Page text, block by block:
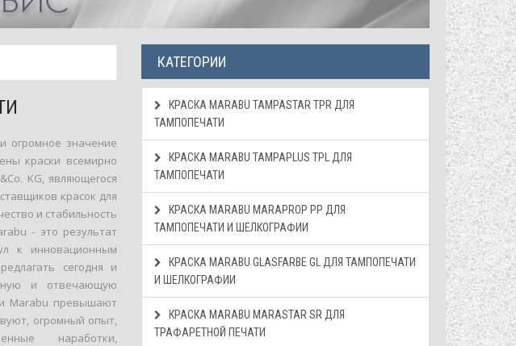
огромное значение
краски всемирно
KG, являющегося
красок для
и стабильность
- это результат
к инновационным
сегодня и
и отвечающую
Marabu превышают
огромный опыт,
наработки,
КАТЕГОРИИ
КРАСКА MARABU TAMPASTAR TPR ДЛЯ
ТАМПОПЕЧАТИ
КРАСКА MARABU TAMPAPLUS TPL ДЛЯ
ТАМПОПЕЧАТИ
КРАСКА MARABU MARAPROP PP ДЛЯ
ТАМПОПЕЧАТИ И ШЕЛКОГРАФИИ
КРАСКА MARABU GLASFARBE GL ДЛЯ ТАМПОПЕЧАТИ
И ШЕЛКОГРАФИИ
КРАСКА МАRABU MARASTAR SR ДЛЯ
ТРАФАРЕТНОЙ ПЕЧАТИ